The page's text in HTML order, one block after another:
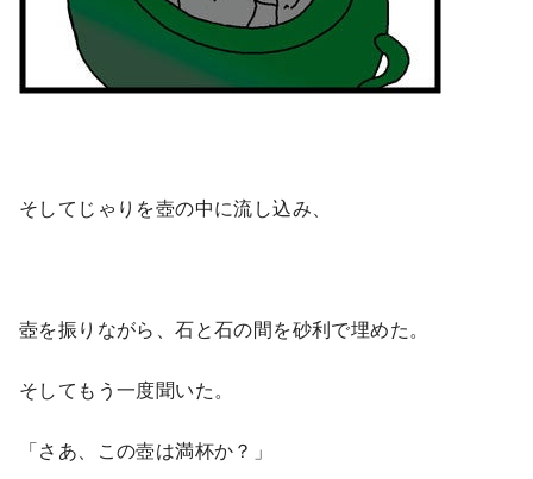
そしてじゃりを壺の中に流し込み、
壺を振りながら、石と石の間を砂利で埋めた。
そしてもう一度聞いた。
「さあ、この壺は満杯か？」